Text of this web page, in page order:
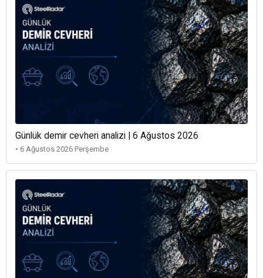
Günlük demir cevheri analizi | 6 Ağustos 2026
• 6 Ağustos 2026 Perşembe